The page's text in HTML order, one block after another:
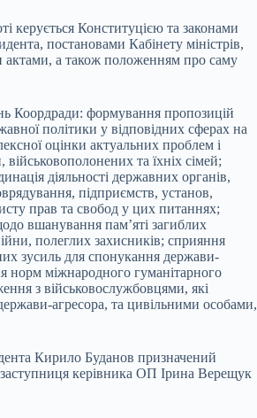
керується Конституцією та законами
постановами Кабінету міністрів,
актами, а також положенням про саму
Коордради: формування пропозицій
політики у відповідних сферах на
оцінки актуальних проблем і
військовополонених та їхніх сімей;
діяльності державних органів,
підприємств, установ,
прав та свобод у цих питаннях;
вшанування пам’яті загиблих
полеглих захисників; сприяння
зусиль для спонукання держави-
норм міжнародного гуманітарного
з військовослужбовцями, які
агресора, та цивільними особами,
Кирило Буданов призначений
керівника ОП Ірина Верещук